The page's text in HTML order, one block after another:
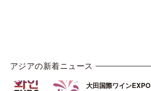
アジアの新着ニュース
大田国際ワインEXPO